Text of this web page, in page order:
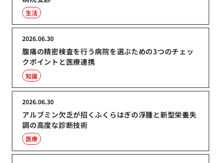
生活
腹痛の精密検査を行う病院を選ぶための3つのチェッ
クポイントと医療連携
2026.06.30
知識
アルブミン欠乏が招くふくらはぎの浮腫と新型栄養失
調の高度な診断技術
2026.06.30
医療